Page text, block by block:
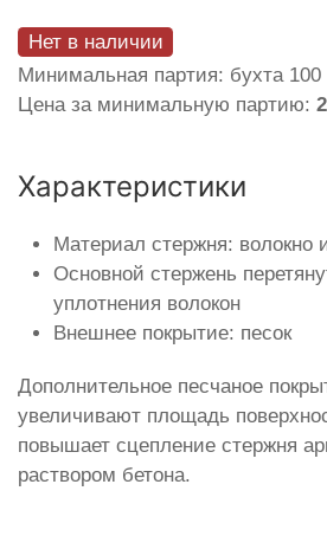
Нет в наличии
Минимальная партия: бухта
Цена за минимальную партию:
Характеристики
Материал стержня: волокно
Основной стержень
уплотнения волокон
Внешнее покрытие: песок
Дополнительное песчаное
увеличивают площадь
повышает сцепление стержня
раствором бетона.